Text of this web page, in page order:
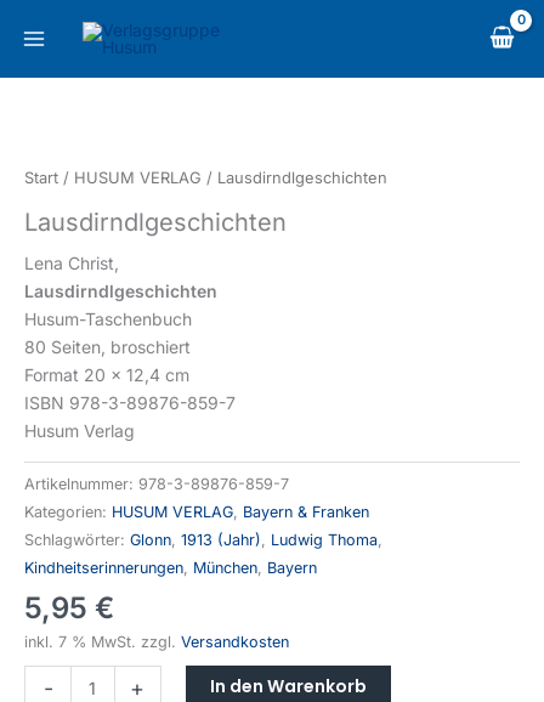
Inhalt
Start / HUSUM VERLAG / Lausdirndlgeschichten
Lausdirndlgeschichten
Lena Christ,
Lausdirndlgeschichten
Husum-Taschenbuch
80 Seiten, broschiert
Format 20 x 12,4 cm
ISBN 978-3-89876-859-7
Husum Verlag
Artikelnummer: 978-3-89876-859-7
Kategorien: HUSUM VERLAG, Bayern & Franken
Schlagwörter: Glonn, 1913 (Jahr), Ludwig Thoma,
Kindheitserinnerungen, München, Bayern
5,95 €
inkl. 7 % MwSt. zzgl. Versandkosten
- + In den Warenkorb